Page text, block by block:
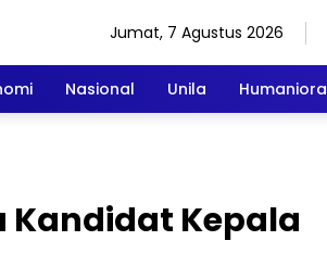
Jumat, 7 Agustus 2026
Nasional Unila Humaniora
Kandidat Kepala